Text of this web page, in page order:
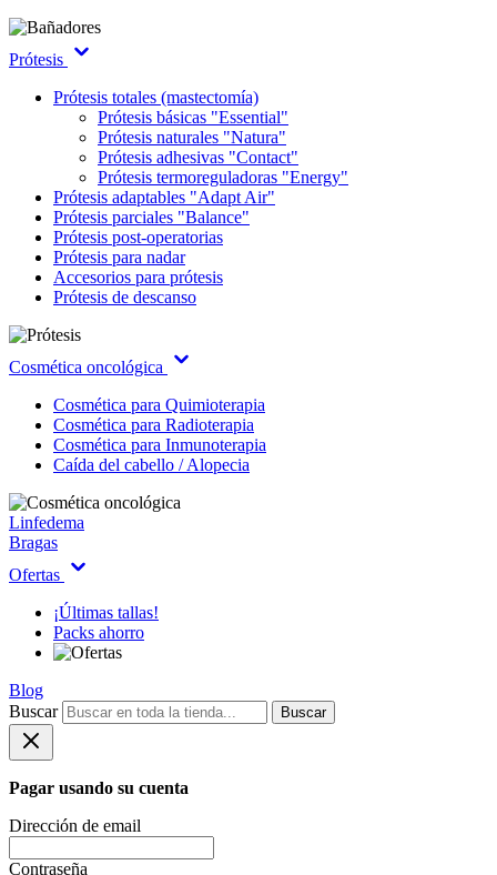
Prótesis
Prótesis totales (mastectomía)
Prótesis básicas "Essential"
Prótesis naturales "Natura"
Prótesis adhesivas "Contact"
Prótesis termoreguladoras "Energy"
Prótesis adaptables "Adapt Air"
Prótesis parciales "Balance"
Prótesis post-operatorias
Prótesis para nadar
Accesorios para prótesis
Prótesis de descanso
Cosmética oncológica
Cosmética para Quimioterapia
Cosmética para Radioterapia
Cosmética para Inmunoterapia
Caída del cabello / Alopecia
Linfedema
Bragas
Ofertas
¡Últimas tallas!
Packs ahorro
Blog
Buscar
Buscar
Pagar usando su cuenta
Dirección de email
Contraseña